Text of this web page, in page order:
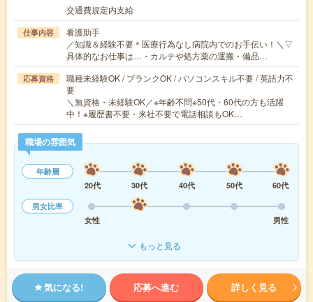
交通費規定内支給
仕事内容
看護助手
／知識＆経験不要＊医療行為なし病院内でのお手伝い！＼▽
具体的なお仕事は…・カルテや処方薬の運搬・備品…
応募資格
職種未経験OK / ブランクOK / パソコンスキル不要 / 英語力不
要
＼無資格・未経験OK／※年齢不問※50代・60代の方も活躍
中！※履歴書不要・来社不要で電話相談もOK…
職場の雰囲気
年齢層
20代
30代 40代 50代
60代
男女比率
女性
男性
もっと見る
気になる! 応募へ進む 詳しく見る